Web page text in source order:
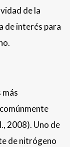
de la
de interés para
más
2008). Uno de
de nitrógeno